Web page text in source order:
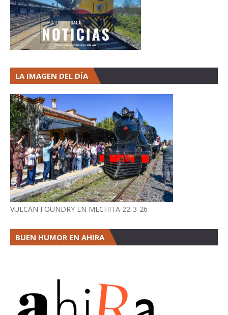
LA IMAGEN DEL DÍA
VULCAN FOUNDRY EN MECHITA 22-3-26
BUEN HUMOR EN AHIRA